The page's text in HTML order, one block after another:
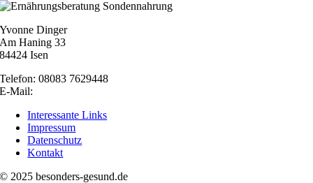
Yvonne Dinger
Am Haning 33
84424 Isen
Telefon: 08083 7629448
E-Mail:
Interessante Links
Impressum
Datenschutz
Kontakt
© 2025 besonders-gesund.de